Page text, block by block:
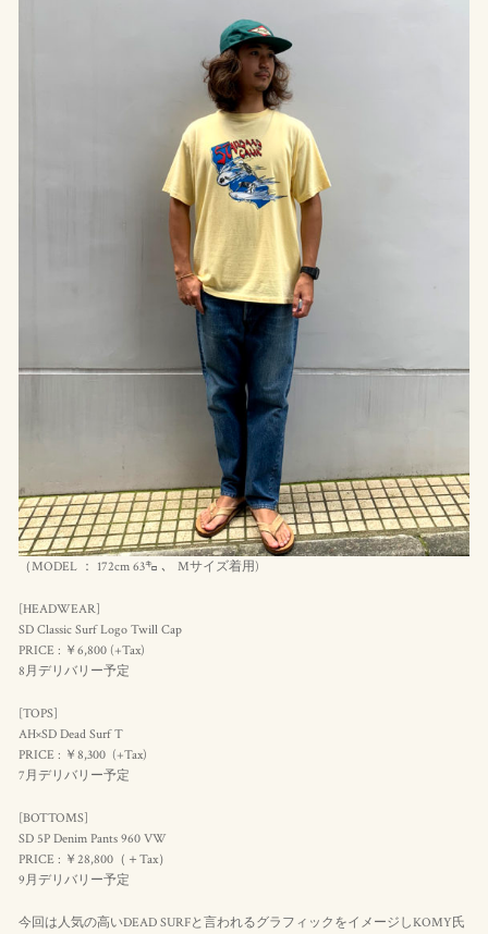
（MODEL ： 172cm 63㌔ 、 Mサイズ着用)
[HEADWEAR]
SD Classic Surf Logo Twill Cap
PRICE : ￥6,800 (+Tax)
8月デリバリー予定
[TOPS]
AH×SD Dead Surf T
PRICE : ￥8,300 (+Tax)
7月デリバリー予定
[BOTTOMS]
SD 5P Denim Pants 960 VW
PRICE : ￥28,800（＋Tax）
9月デリバリー予定
今回は人気の高いDEAD SURFと言われるグラフィックをイメージしKOMY氏